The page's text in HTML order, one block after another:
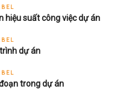
hiệu suất công việc dự án
dự án
trong dự án